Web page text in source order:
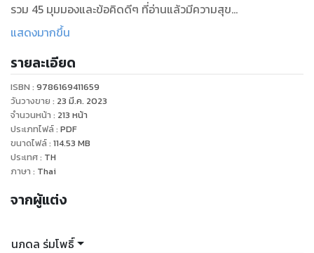
รวม 45 มุมมองและข้อคิดดีๆ ที่อ่านแล้วมีความสุข
จากเรื่องราวที่หลายคนอาจมองข้าม...
#เราเริ่มต้นใหม่ได้ทุกวัน
#แรง เงิน เวลา จัดการดีๆ ชีวิตจะมีความสุข
#วิธีสร้างช่วงเวลามหัศจรรย์
#อย่าไปฝากความสุขไว้กับใคร
#บางทีโชคก็มาในเวลาที่เราไม่ทันมอง
#อยากแตกต่าง ต้องเป็นตัวของตัวเอง
"
แสดงมากขึ้น
รายละเอียด
ISBN : 9786169411659
วันวางขาย : 23 มี.ค. 2023
จำนวนหน้า : 213 หน้า
ประเภทไฟล์: PDF
ขนาดไฟล์: 114.53 MB
ประเทศ: TH
ภาษา : Thai
จากผู้แต่ง
นภดล ร่มโพธิ์